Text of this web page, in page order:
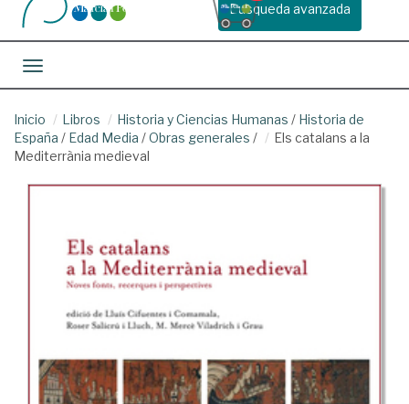
Busqueda avanzada
Toggle navigation
Inicio Libros Historia y Ciencias Humanas / Historia de
España / Edad Media /Obras generales /
Els catalans a la
Mediterrània medieval